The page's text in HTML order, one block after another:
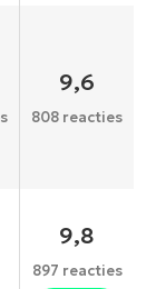
9,6
808 reacties
9,8
897 reacties